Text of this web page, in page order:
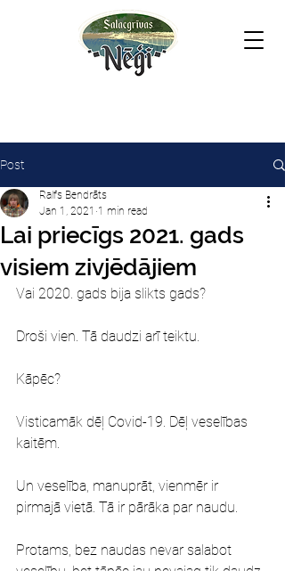
Post
Lai priecīgs 2021. gads
visiem zivjēdājiem
Ralfs Bendrāts
Jan 1, 2021 1 min read
Vai 2020. gads bija slikts gads?
Droši vien. Tā daudzi arī teiktu.
Kāpēc?
Visticamāk dēļ Covid-19. Dēļ veselības
kaitēm.
Un veselība, manuprāt, vienmēr ir
pirmajā vietā. Tā ir pārāka par naudu.
Protams, bez naudas nevar salabot